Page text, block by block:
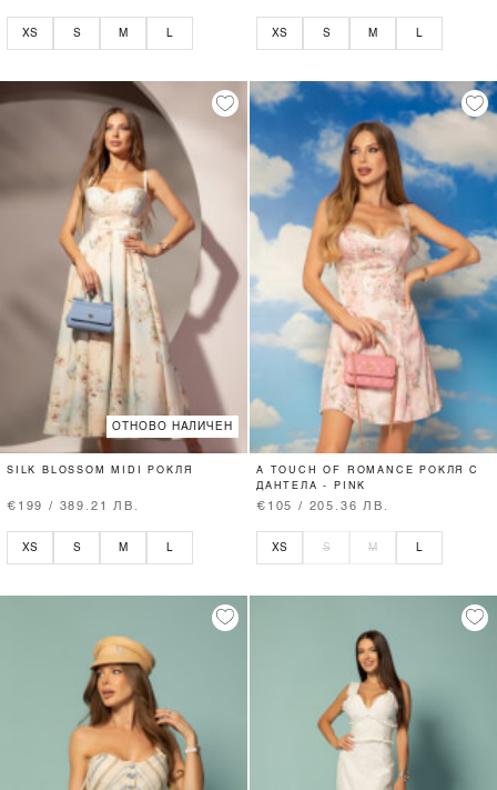
XS S M L XS S M L
ОТНОВО НАЛИЧЕН
SILK BLOSSOM MIDI РОКЛЯ
€199 / 389.21 ЛВ.
XS S M
A TOUCH OF ROMANCE РОКЛЯ С
ДАНТЕЛА - PINK
€105 / 205.36 ЛВ.
XS S M